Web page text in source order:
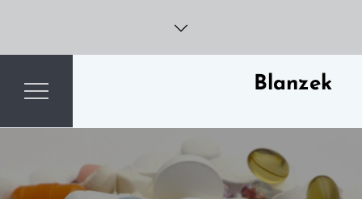
content
Blanzek